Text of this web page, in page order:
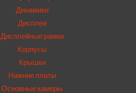
Динамики
Дисплеи
Дисплейные рамки
Корпусы
Крышки
Нижние платы
Основные камеры